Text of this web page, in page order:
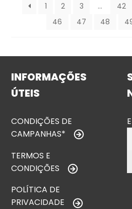
1 2 3 … 42
46
47 48
INFORMAÇÕES
ÚTEIS
CONDIÇÕES DE
CAMPANHAS*
TERMOS E
CONDIÇÕES
POLÍTICA DE
PRIVACIDADE